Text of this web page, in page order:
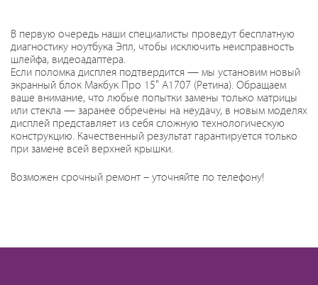
В первую очередь наши специалисты проведут бесплатную
диагностику ноутбука Эпл, чтобы исключить неисправность
шлейфа, видеоадаптера.
Если поломка дисплея подтвердится — мы установим новый
экранный блок Макбук Про 15" A1707 (Ретина). Обращаем
ваше внимание, что любые попытки замены только матрицы
или стекла — заранее обречены на неудачу, в новым моделях
дисплей представляет из себя сложную технологическую
конструкцию. Качественный результат гарантируется только
при замене всей верхней крышки.
Возможен срочный ремонт – уточняйте по телефону!